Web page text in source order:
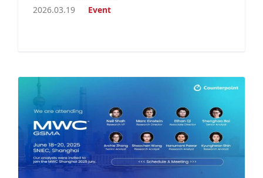
2026.03.19 Event